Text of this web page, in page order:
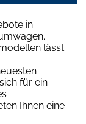
in
lässt
für ein
Ihnen eine